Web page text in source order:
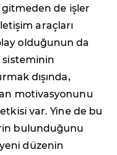
gitmeden de işler
araçları
olduğunun da
sisteminin
dışında,
motivasyonunu
var. Yine de bu
bulunduğunu
düzenin